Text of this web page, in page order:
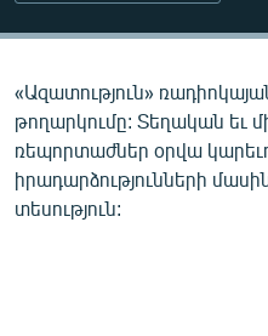
ԿՈՐՈՆԱՎԻՐՈՒՍ
ՏԵՍԱՆՅՈՒԹԵՐ
ԲԱՆԱՎԵՃ
ՁԳՏԵԼՈՎ ԼԱՎԱԳՈՒՅՆԻՆ
«Ազատություն»
թողարկումը: Տեղական եւ
ռեպորտաժներ օրվա
իրադարձությունների
տեսություն: